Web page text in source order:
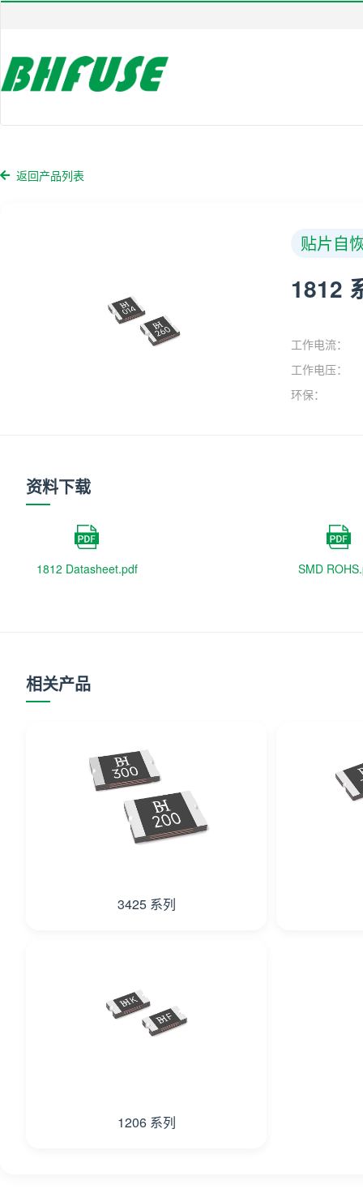
返回产品列表
贴片自
1812
工作电流：
工作电压：
环保：
资料下载
1812 Datasheet.pdf SMD
相关产品
3425 系列
1206 系列